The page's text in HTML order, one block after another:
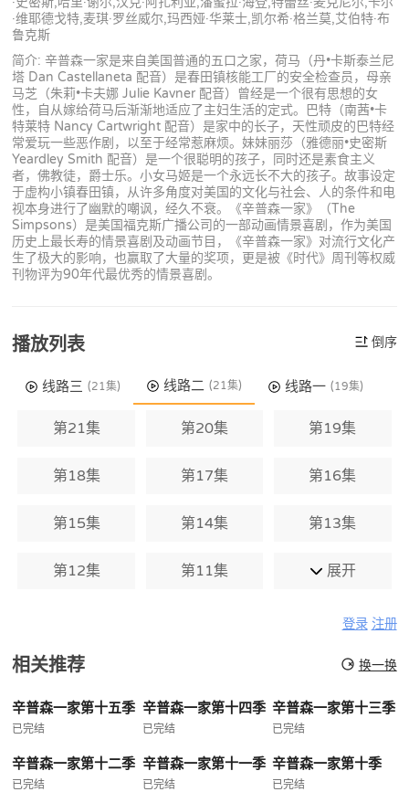
·维耶德戈特,麦琪·罗丝威尔,玛西娅·华莱士,凯尔希·格兰莫,艾伯特·布
鲁克斯
简介: 辛普森一家是来自美国普通的五口之家，荷马（丹•卡斯泰兰尼
塔 Dan Castellaneta 配音）是春田镇核能工厂的安全检查员，母亲
马芝（朱莉•卡夫娜 Julie Kavner 配音）曾经是一个很有思想的女
性，自从嫁给荷马后渐渐地适应了主妇生活的定式。巴特（南茜•卡
特莱特 Nancy Cartwright 配音）是家中的长子，天性顽皮的巴特经
常爱玩一些恶作剧，以至于经常惹麻烦。妹妹丽莎（雅德丽•史密斯
Yeardley Smith 配音）是一个很聪明的孩子，同时还是素食主义
者，佛教徒，爵士乐。小女马姬是一个永远长不大的孩子。故事设定
于虚构小镇春田镇，从许多角度对美国的文化与社会、人的条件和电
视本身进行了幽默的嘲讽，经久不衰。《辛普森一家》（The
Simpsons）是美国福克斯广播公司的一部动画情景喜剧，作为美国
历史上最长寿的情景喜剧及动画节目，《辛普森一家》对流行文化产
生了极大的影响，也赢取了大量的奖项，更是被《时代》周刊等权威
刊物评为90年代最优秀的情景喜剧。
播放列表 倒序
线路三 (21集) 线路二 (21集) 线路一 (19集)
第21集 第20集 第19集
第18集 第17集 第16集
第15集 第14集 第13集
第12集 第11集 展开
登录 注册
相关推荐 换一换
辛普森一家第十五季
已完结
辛普森一家第十四季
已完结
辛普森一家第十三季
已完结
辛普森一家第十二季
已完结
辛普森一家第十一季
已完结
辛普森一家第十季
已完结